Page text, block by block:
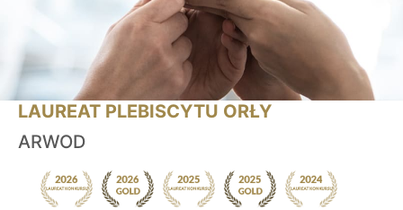
LAUREAT PLEBISCYTU ORŁY
ARWOD